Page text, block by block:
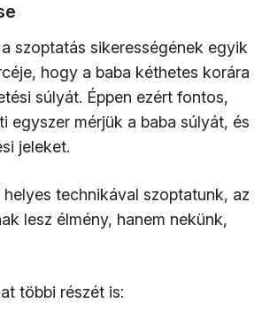
szoptatás sikerességének egyik
hogy a baba kéthetes korára
súlyát. Éppen ezért fontos,
egyszer mérjük a baba súlyát, és
jeleket.
helyes technikával szoptatunk, az
lesz élmény, hanem nekünk,
többi részét is: